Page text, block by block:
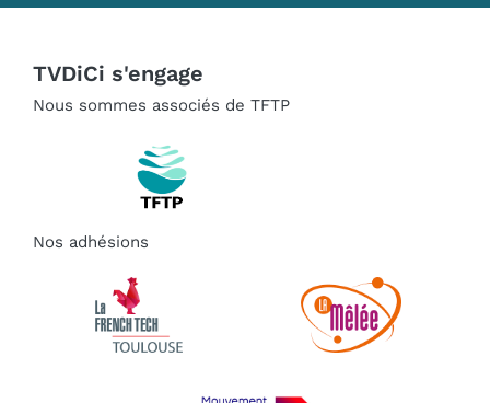
TVDiCi s'engage
Nous sommes associés de TFTP
Nos adhésions